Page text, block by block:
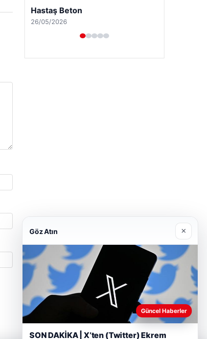
Enes Kaplan Avukatlık Bürosu
28/04/2026
Göz Atın ×
Güncel Haberler
SON DAKİKA | X’ten (Twitter) Ekrem